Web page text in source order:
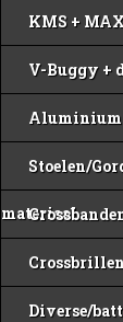
KMS +
V-Buggy +
Aluminium
Stoelen/
materiaal
Diverse/